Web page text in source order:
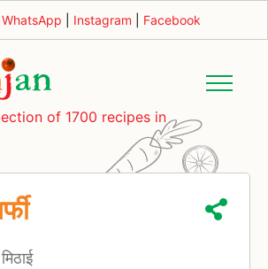
WhatsApp Instagram Facebook
of 1700 recipes in